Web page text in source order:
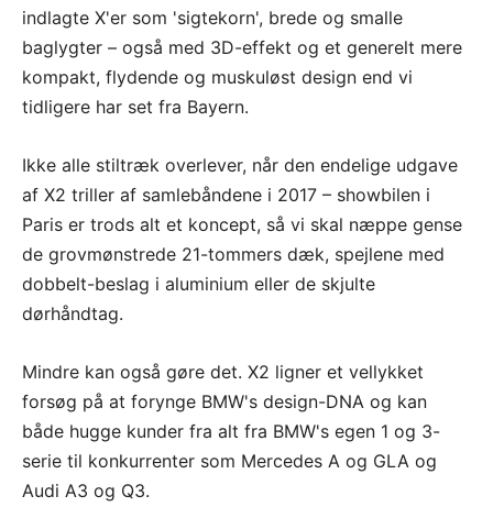
indlagte X'er som 'sigtekorn', brede og smalle
baglygter – også med 3D-effekt og et generelt mere
kompakt, flydende og muskuløst design end vi
tidligere har set fra Bayern.
Ikke alle stiltræk overlever, når den endelige udgave
af X2 triller af samlebåndene i 2017 – showbilen i
Paris er trods alt et koncept, så vi skal næppe gense
de grovmønstrede 21-tommers dæk, spejlene med
dobbelt-beslag i aluminium eller de skjulte
dørhåndtag.
Mindre kan også gøre det. X2 ligner et vellykket
forsøg på at forynge BMW's design-DNA og kan
både hugge kunder fra alt fra BMW's egen 1 og 3-
serie til konkurrenter som Mercedes A og GLA og
Audi A3 og Q3.